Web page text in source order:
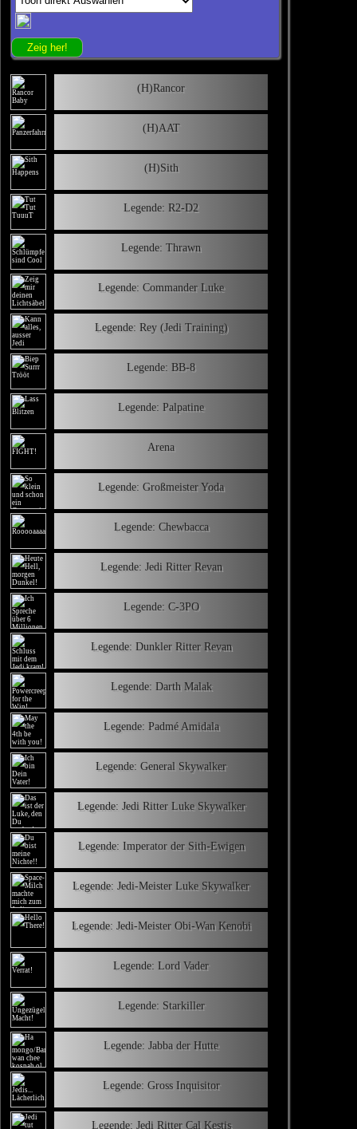
(H)Rancor
(H)AAT
(H)Sith
Legende: R2-D2
Legende: Thrawn
Legende: Commander Luke
Legende: Rey (Jedi Training)
Legende: BB-8
Legende: Palpatine
Arena
Legende: Großmeister Yoda
Legende: Chewbacca
Legende: Jedi Ritter Revan
Legende: C-3PO
Legende: Dunkler Ritter Revan
Legende: Darth Malak
Legende: Padmé Amidala
Legende: General Skywalker
Legende: Jedi Ritter Luke Skywalker
Legende: Imperator der Sith-Ewigen
Legende: Jedi-Meister Luke Skywalker
Legende: Jedi-Meister Obi-Wan Kenobi
Legende: Lord Vader
Legende: Starkiller
Legende: Jabba der Hutte
Legende: Gross Inquisitor
Legende: Jedi Ritter Cal Kestis